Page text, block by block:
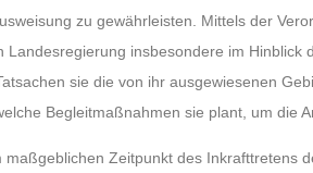
zu gewährleisten. Mittels der
Landesregierung insbesondere im
sie die von ihr ausgewiesenen
Begleitmaßnahmen sie plant, um die
maßgeblichen Zeitpunkt des Inkrafttretens